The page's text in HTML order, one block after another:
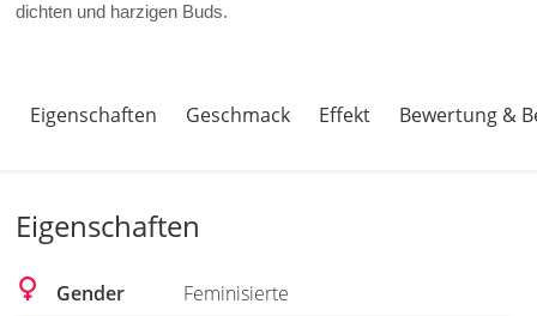
dichten und harzigen Buds.
Eigenschaften Geschmack Effekt Bewertung &
Eigenschaften
Gender
Feminisierte